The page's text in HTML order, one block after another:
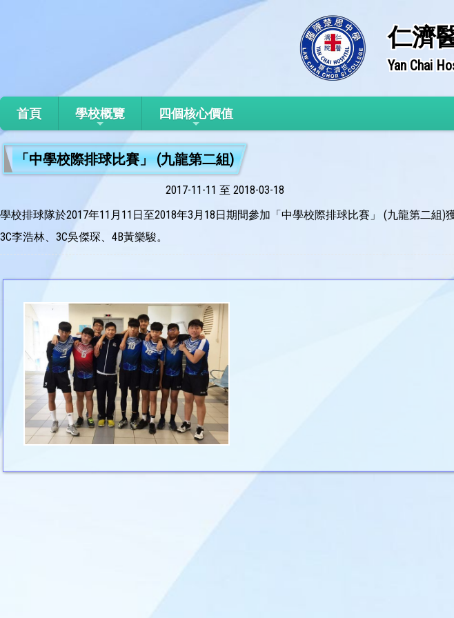
仁濟
Yan Chai
首頁 學校概覽 四個核心價值
「中學校際排球比賽」 (九龍第二組)
2017-11-11 至 2018-03-18
學校排球隊於2017年11月11日至2018年3月18日期間參加「中學校際排球比賽」 (九龍第二組
3C李浩林、3C吳傑琛、4B黃樂駿。